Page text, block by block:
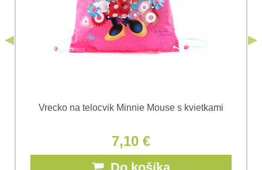
Vrecko na telocvik Minnie Mouse s kvietkami
7,10 €